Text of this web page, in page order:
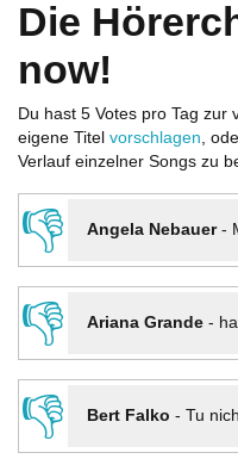
Die
now!
Du hast 5 Votes pro Tag zur
eigene Titel vorschlagen,
Verlauf einzelner Songs zu
👎 Angela Nebauer-
👎
Ariana Grande-
👎
Bert Falko - Tu